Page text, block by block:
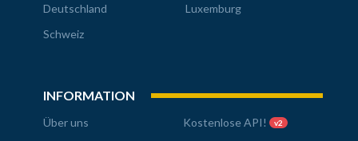
Deutschland
Luxemburg
Schweiz
INFORMATION
Über uns Kostenlose API! v2